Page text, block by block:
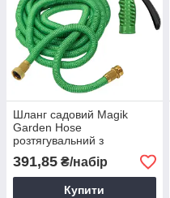
Шланг садовий Magik
Garden Hose
розтягувальний з
розпилювачем (фітинги
латунь/2,5-12 м) 2,5 м в
асорт.
391,85 ₴/набір
Купити